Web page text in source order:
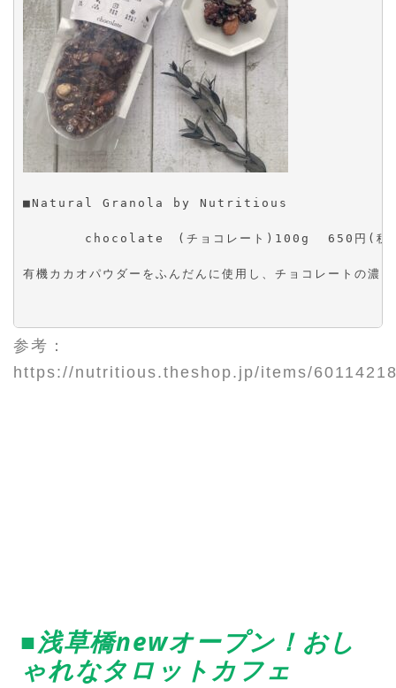
■Natural Granola by Nutritious
chocolate　(チョコレート)100g  650円(税
有機カカオパウダーをふんだんに使用し、チョコレートの濃
参考：
https://nutritious.theshop.jp/items/
■浅草橋newオープン！おし
ゃれなタロットカフェ